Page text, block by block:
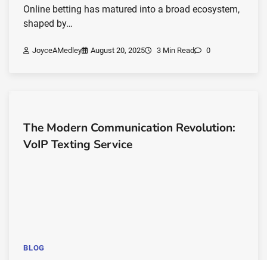
Online betting has matured into a broad ecosystem,
shaped by…
JoyceAMedley August 20, 2025 3 Min Read 0
The Modern Communication Revolution:
VoIP Texting Service
BLOG